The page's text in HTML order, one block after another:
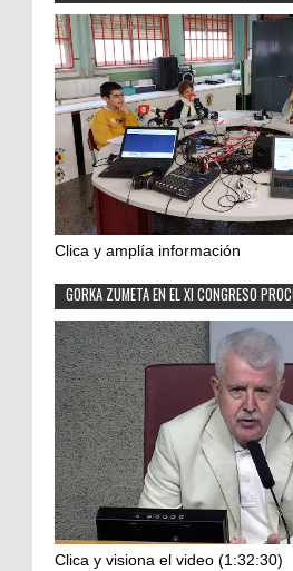
Clica y amplía información
GORKA ZUMETA EN EL XI CONGRESO
Clica y visiona el video (1:32:30)